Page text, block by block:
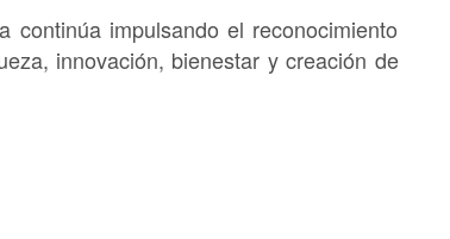
impulsando el reconocimiento
innovación, bienestar y creación de